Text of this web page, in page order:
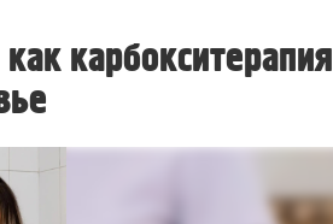
карбокситерапия